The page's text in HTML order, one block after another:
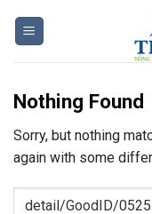
Nothing Found
Sorry, but nothing
again with some